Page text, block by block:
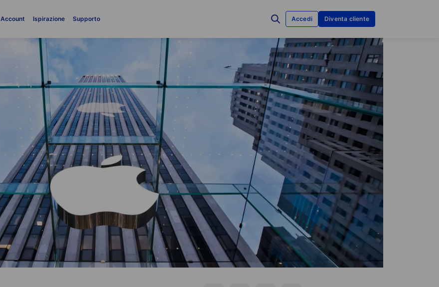
Account Ispirazione Supporto Accedi Diventa cliente